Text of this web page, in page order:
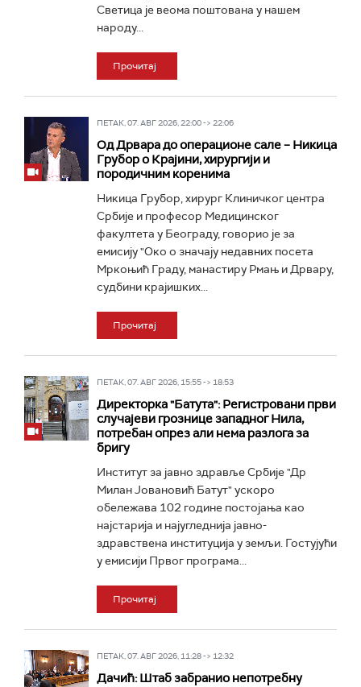
Светица је веома поштована у нашем
народу...
Прочитај
ПЕТАК, 07. АВГ 2026, 22:00 -> 22:06
Од Дрвара до операционе сале – Никица
Грубор о Крајини, хирургији и
породичним коренима
Никица Грубор, хирург Клиничког центра
Србије и професор Медицинског
факултета у Београду, говорио је за
емисију "Око о значају недавних посета
Мркоњић Граду, манастиру Рмањ и Дрвару,
судбини крајишких...
Прочитај
ПЕТАК, 07. АВГ 2026, 15:55 -> 18:53
Директорка "Батута": Регистровани први
случајеви грознице западног Нила,
потребан опрез али нема разлога за
бригу
Институт за јавно здравље Србије "Др
Милан Јовановић Батут" ускоро
обележава 102 године постојања као
најстарија и најугледнија јавно-
здравствена институција у земљи. Гостујући
у емисији Првог програма...
Прочитај
ПЕТАК, 07. АВГ 2026, 11:28 -> 12:32
Дачић: Штаб забранио непотребну